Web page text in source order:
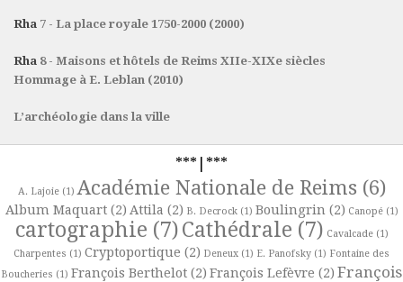
Rha 7 - La place royale 1750-2000 (2000)
Rha 8 - Maisons et hôtels de Reims XIIe-XIXe siècles
Hommage à E. Leblan (2010)
L’archéologie dans la ville
***|***
A. Lajoie(1) Académie Nationale de Reims (6)
Album Maquart(2) Attila (2) B. Decrock(1) Boulingrin (2) Canopé(1)
cartographie (7)Cathédrale (7) Cavalcade(1)
Charpentes (1) Cryptoportique (2) Deneux (1) E. Panofsky (1) Fontaine des
Boucheries (1) François Berthelot (2) François Lefèvre (2) François